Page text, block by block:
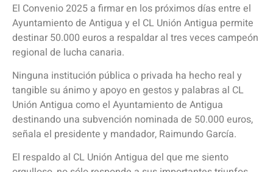
El Convenio 2025 a firmar en los próximos días entre el
Ayuntamiento de Antigua y el CL Unión Antigua permite
destinar 50.000 euros a respaldar al tres veces campeón
regional de lucha canaria.
Ninguna institución pública o privada ha hecho real y
tangible su ánimo y apoyo en gestos y palabras al CL
Unión Antigua como el Ayuntamiento de Antigua
destinando una subvención nominada de 50.000 euros,
señala el presidente y mandador, Raimundo García.
El respaldo al CL Unión Antigua del que me siento